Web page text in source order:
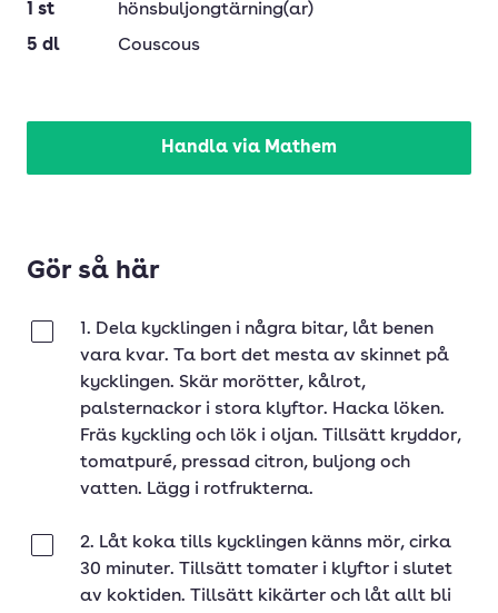
1 st
hönsbuljongtärning(ar)
5 dl Couscous
Handla via Mathem
Gör så här
1. Dela kycklingen i några bitar, låt benen
vara kvar. Ta bort det mesta av skinnet på
kycklingen. Skär morötter, kålrot,
palsternackor i stora klyftor. Hacka löken.
Fräs kyckling och lök i oljan. Tillsätt kryddor,
tomatpuré, pressad citron, buljong och
vatten. Lägg i rotfrukterna.
2. Låt koka tills kycklingen känns mör, cirka
30 minuter. Tillsätt tomater i klyftor i slutet
av koktiden. Tillsätt kikärter och låt allt bli